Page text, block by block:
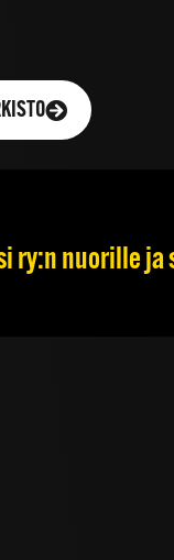
ry:n nuorille ja